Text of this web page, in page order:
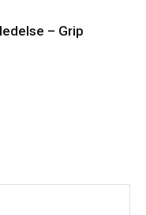
– Grip